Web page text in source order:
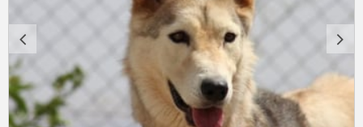
c d